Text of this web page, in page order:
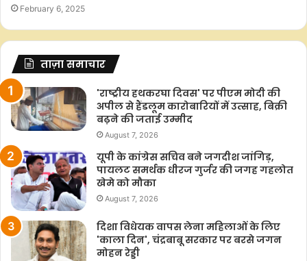
February 6, 2025
ताज़ा समाचार
'राष्ट्रीय हथकरघा दिवस' पर पीएम मोदी की
अपील से हैंडलूम कारोबारियों में उत्साह, बिक्री
बढ़ने की जताई उम्मीद
August 7, 2026
यूपी के कांग्रेस सचिव बने जगदीश जांगिड़,
पायलट समर्थक धीरज गुर्जर की जगह गहलोत
खेमे को मौका
August 7, 2026
दिशा विधेयक वापस लेना महिलाओं के लिए
'काला दिन', चंद्रबाबू सरकार पर बरसे जगन
मोहन रेड्डी